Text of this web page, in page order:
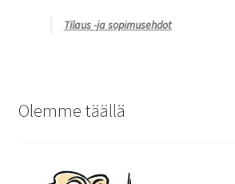
Tilaus -ja sopimusehdot
Olemme täällä